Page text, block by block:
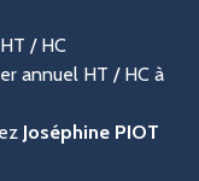
/ HC
annuel HT / HC à
Joséphine PIOT